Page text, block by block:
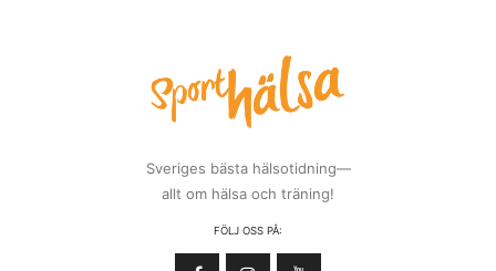
Sveriges bästa hälsotidning—
allt om hälsa och träning!
FÖLJ OSS PÅ: